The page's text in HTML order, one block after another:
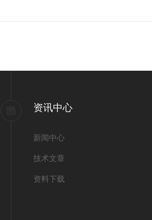
资讯中心
新闻中心
技术文章
资料下载